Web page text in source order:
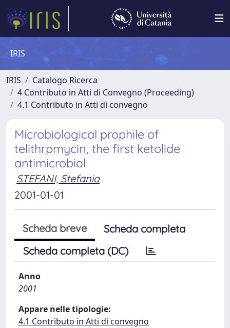
IRIS
IRIS
Catalogo Ricerca
4 Contributo in Atti di Convegno (Proceeding)
4.1 Contributo in Atti di convegno
Microbiological prophile of
telithrpmycin, the first ketolide
antimicrobial
STEFANI, Stefania
2001-01-01
Scheda breve
Scheda completa
Scheda completa (DC)
Anno
2001
Appare nelle tipologie:
4.1 Contributo in Atti di convegno